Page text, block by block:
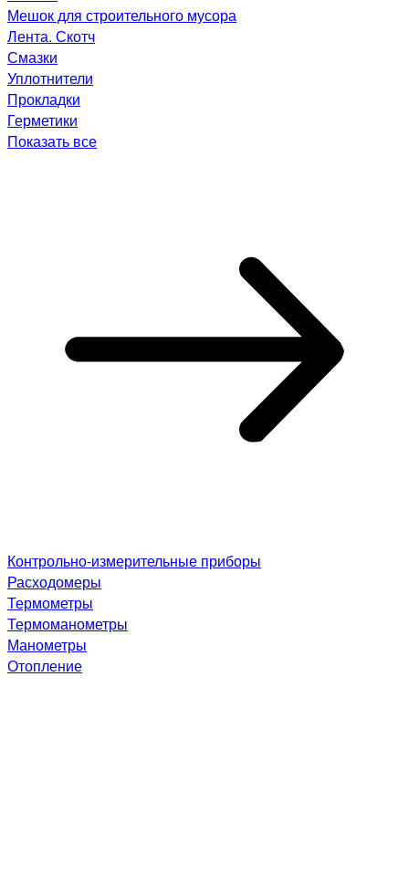
Мешок для строительного мусора
Лента. Скотч
Смазки
Уплотнители
Прокладки
Герметики
Показать все
Контрольно-измерительные приборы
Расходомеры
Термометры
Термоманометры
Манометры
Отопление